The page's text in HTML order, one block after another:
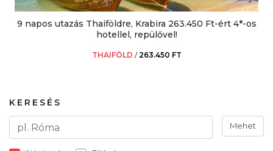
9 napos utazás Thaiföldre, Krabira 263.450 Ft-ért 4*-os
hotellel, repülővel!
THAIFÖLD /263.450 FT
KERESÉS
Mehet